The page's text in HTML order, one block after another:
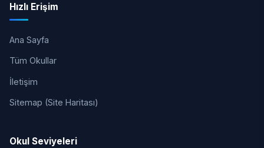
Hızlı Erişim
Ana Sayfa
Tüm Okullar
İletişim
Sitemap (Site Haritası)
Okul Seviyeleri